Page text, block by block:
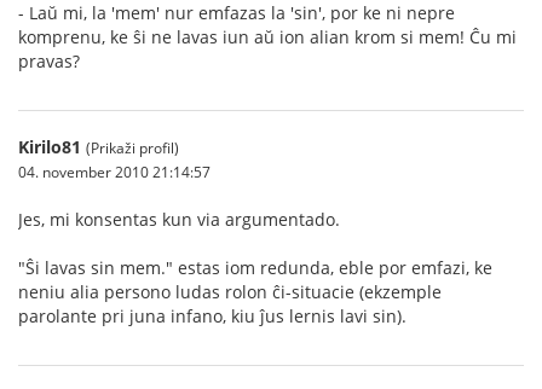
- Laŭ mi, la 'mem' nur emfazas la 'sin', por ke ni nepre
komprenu, ke ŝi ne lavas iun aŭ ion alian krom si mem! Ĉu mi
pravas?
Kirilo81 (Prikaži profil)
04. november 2010 21:14:57
Jes, mi konsentas kun via argumentado.
"Ŝi lavas sin mem." estas iom redunda, eble por emfazi, ke
neniu alia persono ludas rolon ĉi-situacie (ekzemple
parolante pri juna infano, kiu ĵus lernis lavi sin).